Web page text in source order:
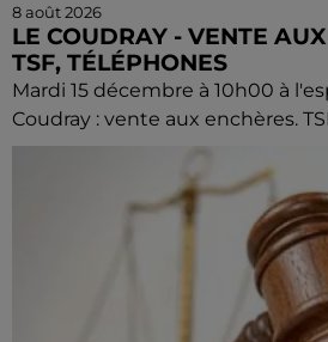
8 août 2026
LE COUDRAY - VENTE
TSF, TÉLÉPHONES
Mardi 15 décembre à 10h00 à
Coudray : vente aux enchères.